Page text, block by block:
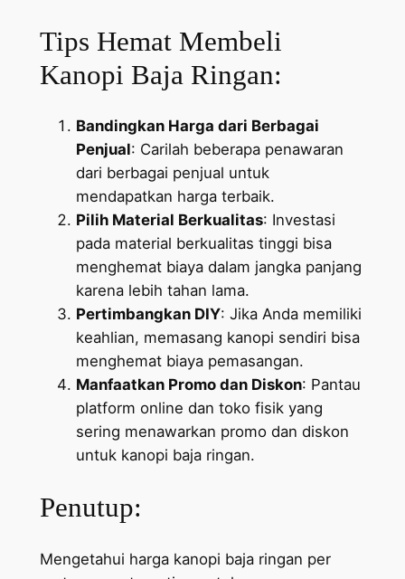
Tips Hemat Membeli
Kanopi Baja Ringan:
Bandingkan Harga dari Berbagai
Penjual: Carilah beberapa penawaran
dari berbagai penjual untuk
mendapatkan harga terbaik.
Pilih Material Berkualitas: Investasi
pada material berkualitas tinggi bisa
menghemat biaya dalam jangka panjang
karena lebih tahan lama.
Pertimbangkan DIY: Jika Anda memiliki
keahlian, memasang kanopi sendiri bisa
menghemat biaya pemasangan.
Manfaatkan Promo dan Diskon: Pantau
platform online dan toko fisik yang
sering menawarkan promo dan diskon
untuk kanopi baja ringan.
Penutup:
Mengetahui harga kanopi baja ringan per